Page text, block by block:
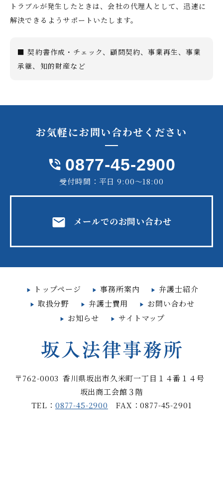
トラブルが発生したときは、会社の代理人として、迅速に
解決できるようサポートいたします。
■ 契約書作成・チェック、顧問契約、事業再生、事業
承継、知的財産など
お気軽にお問い合わせ ください
phone_in_talk 0877-45-2900
受付時間：平日 9:00～18:00
mail メールでのお問い合わせ
トップページ 事務所案内
弁護士紹介
取扱分野
弁護士費用
お問い合わせ
お知らせ
サイトマップ
〒762-0003 香川県坂出市久米町一丁目１４番１４号
坂出商工会館３階
TEL： 0877-45-2900 FAX：0877-45-2901